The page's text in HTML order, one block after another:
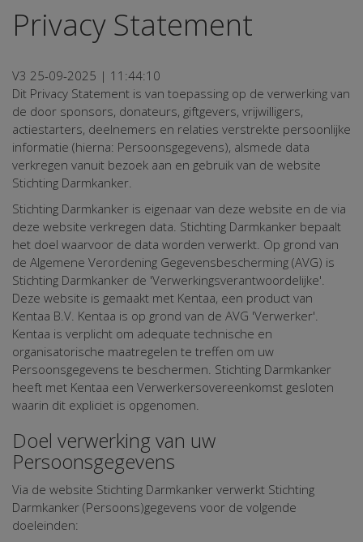
Privacy Statement
V3 25-09-2025 | 11:44:10
Dit Privacy Statement is van toepassing op de verwerking van
de door sponsors, donateurs, giftgevers, vrijwilligers,
actiestarters, deelnemers en relaties verstrekte persoonlijke
informatie (hierna: Persoonsgegevens), alsmede data
verkregen vanuit bezoek aan en gebruik van de website
Stichting Darmkanker.
Stichting Darmkanker is eigenaar van deze website en de via
deze website verkregen data. Stichting Darmkanker bepaalt
het doel waarvoor de data worden verwerkt. Op grond van
de Algemene Verordening Gegevensbescherming (AVG) is
Stichting Darmkanker de 'Verwerkingsverantwoordelijke'.
Deze website is gemaakt met Kentaa, een product van
Kentaa B.V. Kentaa is op grond van de AVG 'Verwerker'.
Kentaa is verplicht om adequate technische en
organisatorische maatregelen te treffen om uw
Persoonsgegevens te beschermen. Stichting Darmkanker
heeft met Kentaa een Verwerkersovereenkomst gesloten
waarin dit expliciet is opgenomen.
Doel verwerking van uw
Persoonsgegevens
Via de website Stichting Darmkanker verwerkt Stichting
Darmkanker (Persoons)gegevens voor de volgende
doeleinden: